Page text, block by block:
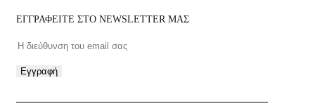
ΕΓΓΡΑΦΕΙΤΕ ΣΤΟ NEWSLETTER ΜΑΣ
Εγγραφή